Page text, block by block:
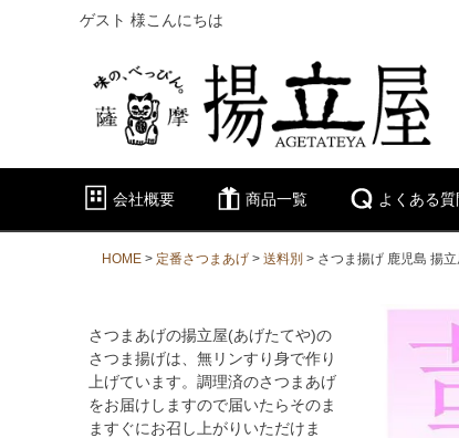
ゲスト 様こんにちは
会社概要 商品一覧 よくある質
HOME 定番さつまあげ 送料別 さつま揚げ 鹿児島 揚
さつまあげの揚立屋(あげたてや)の
さつま揚げは、無リンすり身で作り
上げています。調理済のさつまあげ
をお届けしますので届いたらそのま
ますぐにお召し上がりいただけま